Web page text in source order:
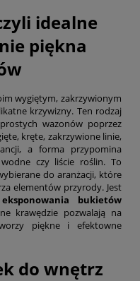
idealne
piękna
wygiętym, zakrzywionym
krzywizny. Ten rodzaj
wazonów poprzez
kręte, zakrzywione linie,
a forma przypomina
czy liście roślin. To
do aranżacji, które
elementów przyrody. Jest
bukietów
krawędzie pozwalają na
piękne i efektowne
do wnętrz